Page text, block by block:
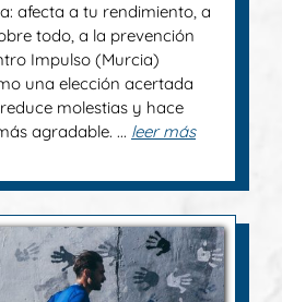
afecta a tu rendimiento, a
todo, a la prevención
Impulso (Murcia)
una elección acertada
molestias y hace
agradable. ... leer más